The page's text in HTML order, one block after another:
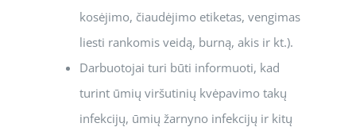
kosėjimo, čiaudėjimo etiketas, vengimas
liesti rankomis veidą, burną, akis ir kt.).
Darbuotojai turi būti informuoti, kad
turint ūmių viršutinių kvėpavimo takų
infekcijų, ūmių žarnyno infekcijų ir kitų